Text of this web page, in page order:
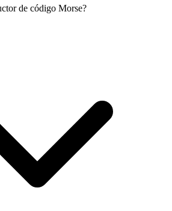
de código Morse?